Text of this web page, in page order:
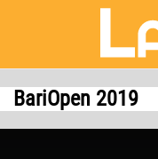
BariOpen 2019